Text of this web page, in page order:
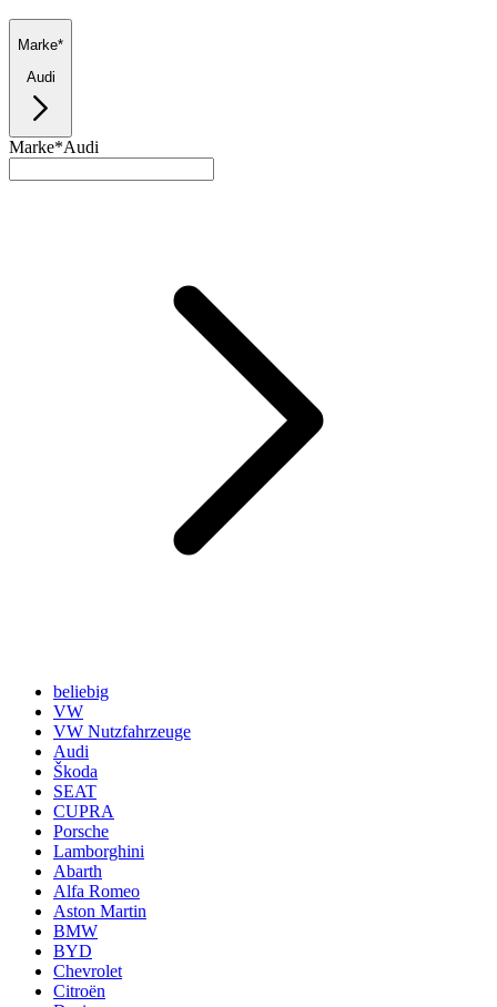
Marke*
Audi
Marke*Audi
beliebig
VW
VW Nutzfahrzeuge
Audi
Škoda
SEAT
CUPRA
Porsche
Lamborghini
Abarth
Alfa Romeo
Aston Martin
BMW
BYD
Chevrolet
Citroën